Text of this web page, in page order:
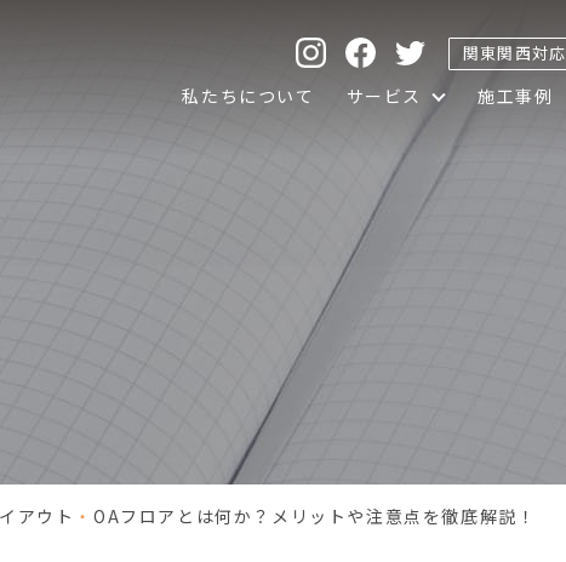
関東関西対応
私たちについて サービス 施工事例
アウト OAフロアとは何か？メリットや注意点を徹底解説！